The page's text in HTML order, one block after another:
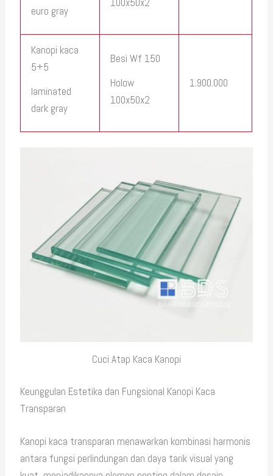
euro gray
Kanopi kaca
5+5
laminated
dark gray
Besi Wf 150
Holow
100x50x2
1.900.000
Cuci Atap Kaca Kanopi
Keunggulan Estetika dan Fungsional Kanopi Kaca
Transparan
Kanopi kaca transparan menawarkan kombinasi harmonis
antara fungsi perlindungan dan daya tarik visual yang